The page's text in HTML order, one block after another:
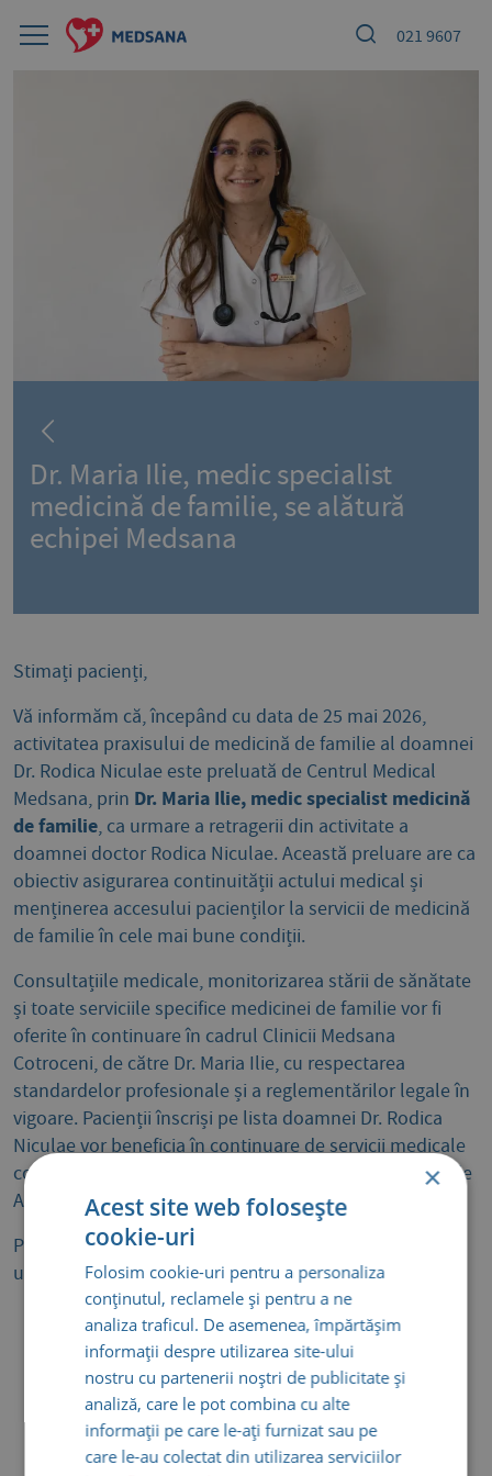
021 9607
Dr. Maria Ilie, medic specialist
medicină de familie, se alătură
echipei Medsana
Stimați pacienți,
Vă informăm că, începând cu data de 25 mai 2026,
activitatea praxisului de medicină de familie al doamnei
Dr. Rodica Niculae este preluată de Centrul Medical
Medsana, prin Dr. Maria Ilie, medic specialist medicină
de familie, ca urmare a retragerii din activitate a
doamnei doctor Rodica Niculae. Această preluare are ca
obiectiv asigurarea continuității actului medical și
menținerea accesului pacienților la servicii de medicină
de familie în cele mai bune condiții.
Consultațiile medicale, monitorizarea stării de sănătate
și toate serviciile specifice medicinei de familie vor fi
oferite în continuare în cadrul Clinicii Medsana
Cotroceni, de către Dr. Maria Ilie, cu respectarea
standardelor profesionale și a reglementărilor legale în
vigoare. Pacienții înscriși pe lista doamnei Dr. Rodica
Niculae vor beneficia în continuare de servicii medicale
conform prevederilor contractuale încheiate cu Casa de
Asigurări de Sănătate.
Programul de consultații al dnei dr. Maria Ilie este
următorul:
Luni: 13:00 – 20:00
Marți: 07:30 – 13:00
Miercuri: 07:30 – 13:00
Joi: 13:00 – 20:00
×
Acest site web folosește
cookie-uri
Folosim cookie-uri pentru a personaliza
conținutul, reclamele și pentru a ne
analiza traficul. De asemenea, împărtășim
informații despre utilizarea site-ului
nostru cu partenerii noștri de publicitate și
analiză, care le pot combina cu alte
informații pe care le-ați furnizat sau pe
care le-au colectat din utilizarea serviciilor